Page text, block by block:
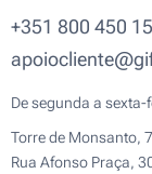
+351 800 450
De segunda a
Torre de Monsanto,
Rua Afonso Praça,